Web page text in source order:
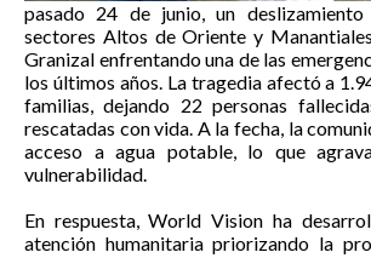
pasado 24 de junio, un
sectores Altos de Oriente y
Granizal enfrentando una de las
los últimos años. La tragedia afectó a
familias, dejando 22 personas
rescatadas con vida. A la fecha, la
acceso a agua potable, lo que
vulnerabilidad.
En respuesta, World Vision ha
atención humanitaria priorizando la